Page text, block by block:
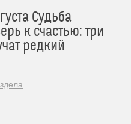
Судьба
к счастью: три
редкий